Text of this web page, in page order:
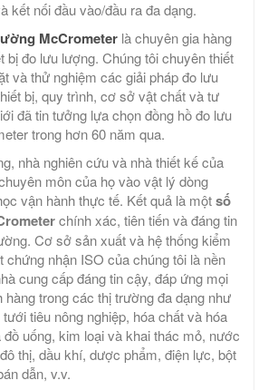
kết nối đầu vào/đầu ra đa dạng.
McCrometer là chuyên gia hàng
bị đo lưu lượng. Chúng tôi chuyên thiết
và thử nghiệm các giải pháp đo lưu
bị, quy trình, cơ sở vật chất và tư
đã tin tưởng lựa chọn đồng hồ đo lưu
trong hơn 60 năm qua.
nhà nghiên cứu và nhà thiết kế của
môn của họ vào vật lý dòng
vận hành thực tế. Kết quả là mộtsố
chính xác, tiên tiến và đáng tin
Cơ sở sản xuất và hệ thống kiểm
chứng nhận ISO của chúng tôi là nền
cung cấp đáng tin cậy, đáp ứng mọi
hàng trong các thị trường đa dạng như
tiêu nông nghiệp, hóa chất và hóa
uống, kim loại và khai thác mỏ, nước
thị, dầu khí, dược phẩm, điện lực, bột
dẫn, v.v.